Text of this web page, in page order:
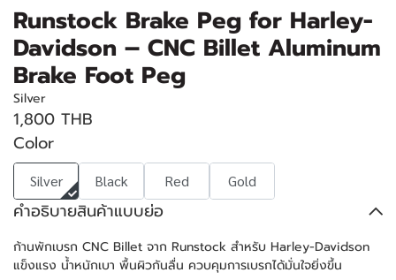
Runstock Brake Peg for Harley-
Davidson – CNC Billet Aluminum
Brake Foot Peg
Silver
1,800 THB
Color
Silver Black Red Gold
คำอธิบายสินค้าแบบย่อ
ก้านพักเบรก CNC Billet จาก Runstock สำหรับ Harley-Davidson
แข็งแรง น้ำหนักเบา พื้นผิวกันลื่น ควบคุมการเบรกได้มั่นใจยิ่งขึ้น